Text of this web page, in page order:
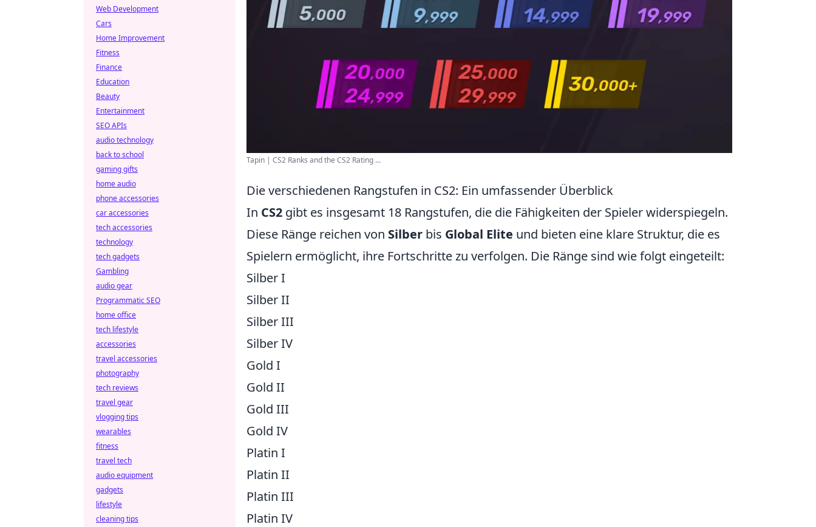
Tapin | CS2 Ranks and the CS2 Rating ...
Die verschiedenen Rangstufen in CS2: Ein umfassender Überblick
In CS2 gibt es insgesamt 18 Rangstufen, die die Fähigkeiten der Spieler widerspiegeln.
Diese Ränge reichen von Silber bis Global Elite und bieten eine klare Struktur, die es
Spielern ermöglicht, ihre Fortschritte zu verfolgen. Die Ränge sind wie folgt eingeteilt:
Silber I
Silber II
Silber III
Silber IV
Gold I
Gold II
Gold III
Gold IV
Platin I
Platin II
Platin III
Platin IV
Web Development
Cars
Home Improvement
Fitness
Finance
Education
Beauty
Entertainment
SEO APIs
audio technology
back to school
gaming gifts
home audio
phone accessories
car accessories
tech accessories
technology
tech gadgets
Gambling
audio gear
Programmatic SEO
home office
tech lifestyle
accessories
travel accessories
photography
tech reviews
travel gear
vlogging tips
wearables
fitness
travel tech
audio equipment
gadgets
lifestyle
cleaning tips